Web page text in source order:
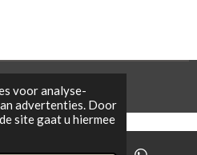
voor analyse-
advertenties. Door
site gaat u hiermee